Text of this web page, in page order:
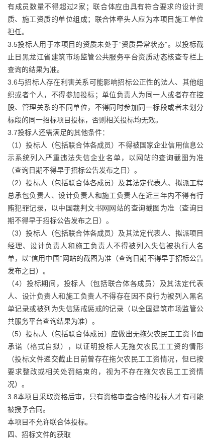
有成员数量不得超过2家；联合体应由具有符合要求的设计资
质、施工资质的单位组成；联合体牵头人应为本项目施工单位
担任。
3.5投标人用于本项目的资质未处于“资质异常状态”。以投标截
止日黑龙江省建筑市场监管公共服务平台资质动态核查专栏上
查询的结果为准。
3.6与招标人存在利害关系可能影响招标公正性的法人、其他组
织或者个人，不得参加投标；单位负责人为同一人或者存在控
股、管理关系的不同单位，不得同时参加同一标段或者未划分
标段的同一招标项目投标，否则相关投标均无效。
3.7投标人还需满足的其他条件：
（1）投标人（包括联合体各成员）不得被国家企业信用信息公
示系统列入严重违法失信企业名单，以网站的查询截图为准
（查询日期不得早于招标公告发布之日）。
（2）投标人（包括联合体各成员）及其法定代表人、拟派工程
总承包负责人、设计负责人和施工负责人在近三年内不得有行
贿犯罪记录，以中国裁判文书网网站的查询截图为准（查询日
期不得早于招标公告发布之日）。
（3）投标人（包括联合体各成员）及其法定代表人、拟派项目
经理、设计负责人和施工负责人不得被列入失信被执行人名
单，以“信用中国”网站的截图为准（查询日期不得早于招标公告
发布之日）。
（4）投标期间，投标人（包括联合体各成员）及其法定代表
人、设计负责人和施工负责人不得存在因不良行为被列入黑名
单记录或被列为失信惩戒惩戒的记录（以全国建筑市场监管公
共服务平台查询结果为准）。
（5）投标人（包括联合体成员）应做出无拖欠农民工工资书面
承诺（格式自拟），以证明投标人无拖欠农民工工资的情形
（投标文件递交截止日前曾存在拖欠农民工工资情况，但已按
要求整改或相关处罚结束的，视为不存在拖欠农民工工资情
况）。
3.8本项目采取资格后审，只有资格审查合格的投标人才有可能
被授予合同。
本项目不允许联合体投标。
四、招标文件的获取